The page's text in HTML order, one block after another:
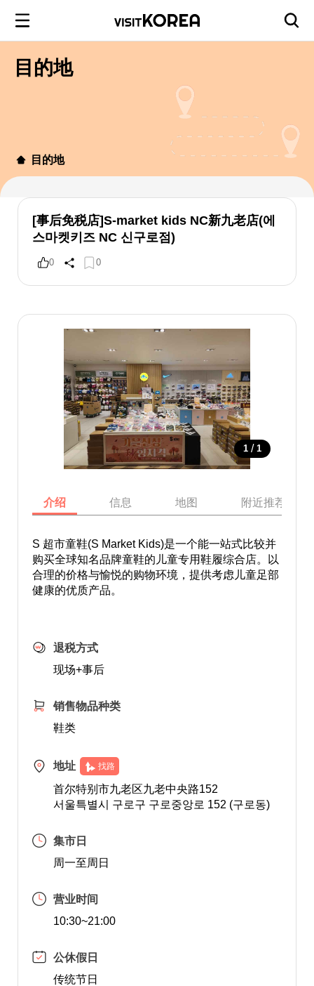
目的地
目的地
[事后免税店]S-market kids NC新九老店(에
스마켓키즈 NC 신구로점)
0 0
1 / 1
介绍 信息 地图 附近推荐景点
S 超市童鞋(S Market Kids)是一个能一站式比较并
购买全球知名品牌童鞋的儿童专用鞋履综合店。以
合理的价格与愉悦的购物环境，提供考虑儿童足部
健康的优质产品。
退税方式
现场+事后
销售物品种类
鞋类
地址 找路
首尔特别市九老区九老中央路152
서울특별시 구로구 구로중앙로 152 (구로동)
集市日
周一至周日
营业时间
10:30~21:00
公休假日
传统节日